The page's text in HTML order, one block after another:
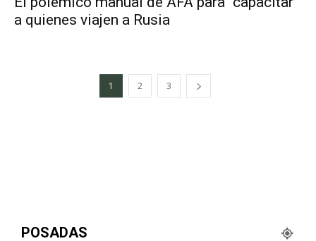
a quienes viajen a Rusia
1 2 3
POSADAS